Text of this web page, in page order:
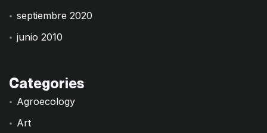
septiembre 2020
junio 2010
Categories
Agroecology
Art